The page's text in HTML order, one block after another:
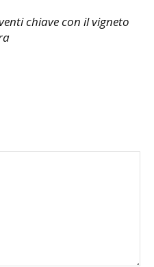
chiave con il vigneto